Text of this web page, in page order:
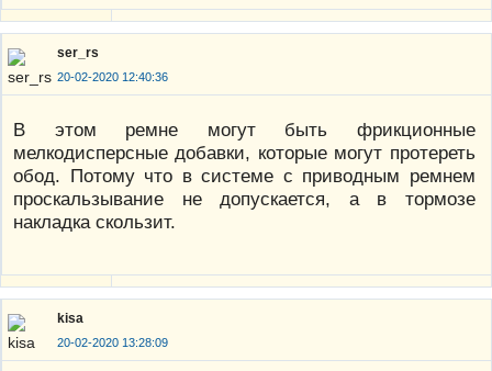
ser_rs
20-02-2020 12:40:36
В этом ремне могут быть фрикционные
мелкодисперсные добавки, которые могут протереть
обод. Потому что в системе с приводным ремнем
проскальзывание не допускается, а в тормозе
накладка скользит.
kisa
20-02-2020 13:28:09